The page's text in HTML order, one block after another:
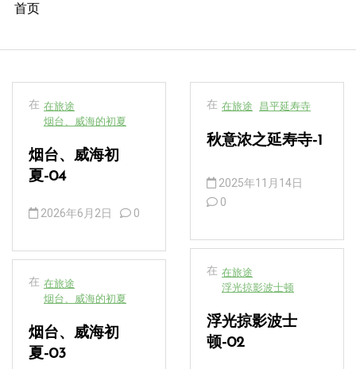
首页
在 在旅途
烟台、威海的初夏
烟台、威海初
夏-04
2026年6月2日 0
在 在旅途
烟台、威海的初夏
烟台、威海初
夏-03
在 在旅途 昌平延寿寺
秋意浓之延寿寺-1
2025年11月14日
0
在 在旅途
浮光掠影波士顿
浮光掠影波士
顿-02